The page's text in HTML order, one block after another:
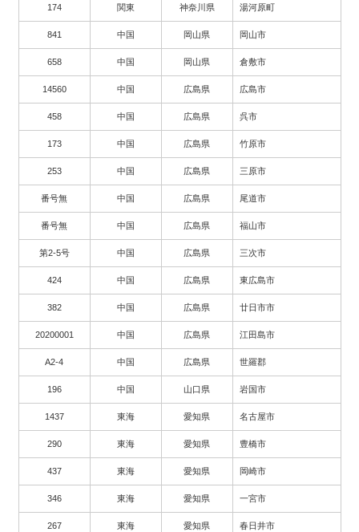
174 関東 神奈川県 湯河原町
841 中国 岡山県 岡山市
658 中国 岡山県 倉敷市
14560 中国 広島県 広島市
458 中国 広島県 呉市
173 中国 広島県 竹原市
253 中国 広島県 三原市
番号無 中国 広島県 尾道市
番号無 中国 広島県 福山市
第2-5号 中国 広島県 三次市
424 中国 広島県 東広島市
382 中国 広島県 廿日市市
20200001 中国 広島県 江田島市
A2-4 中国 広島県 世羅郡
196 中国 山口県 岩国市
1437 東海 愛知県 名古屋市
290 東海 愛知県 豊橋市
437 東海 愛知県 岡崎市
346 東海 愛知県 一宮市
267 東海 愛知県 春日井市